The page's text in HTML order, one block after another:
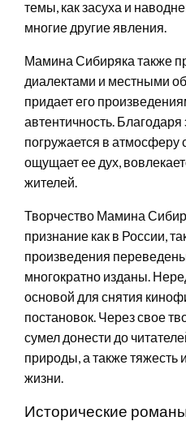
темы, как засуха и
многие другие явления.
Мамина Сибиряка также
диалектами и местными
придает его
автентичность. Благодаря
погружается в атмосферу
ощущает ее дух,
жителей.
Творчество Мамина
признание как в России,
произведения
многократно изданы.
основой для снятия
постановок. Через свое
сумел донести до
природы, а также тяжесть
жизни.
Исторические